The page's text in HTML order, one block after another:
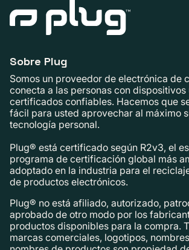
Sobre Plug
Somos un proveedor de electrónica de
conecta a las personas con dispositivos
certificados confiables. Hacemos que
fácil para usted aprovechar al máximo
tecnología personal.
Plug® está certificado según R2v3, el
programa de certificación global más
adoptado en la industria para el
de productos electrónicos.
Plug® no está afiliado, autorizado,
aprobado de otro modo por los
productos disponibles para la compra.
marcas comerciales, logotipos,